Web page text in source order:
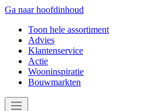
Ga naar hoofdinhoud
Toon hele assortiment
Advies
Klantenservice
Actie
Wooninspiratie
Bouwmarkten